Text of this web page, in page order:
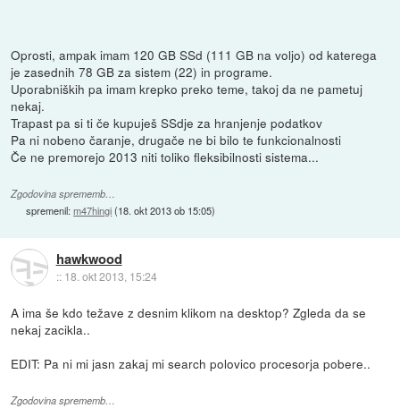
Oprosti, ampak imam 120 GB SSd (111 GB na voljo) od katerega
je zasednih 78 GB za sistem (22) in programe.
Uporabniških pa imam krepko preko teme, takoj da ne pametuj
nekaj.
Trapast pa si ti če kupuješ SSdje za hranjenje podatkov
Pa ni nobeno čaranje, drugače ne bi bilo te funkcionalnosti
Če ne premorejo 2013 niti toliko fleksibilnosti sistema...
Zgodovina sprememb…
spremenil:m47hingi(18. okt 2013 ob 15:05)
hawkwood
:: 18. okt 2013, 15:24
A ima še kdo težave z desnim klikom na desktop? Zgleda da se
nekaj zacikla..
EDIT: Pa ni mi jasn zakaj mi search polovico procesorja pobere..
Zgodovina sprememb…